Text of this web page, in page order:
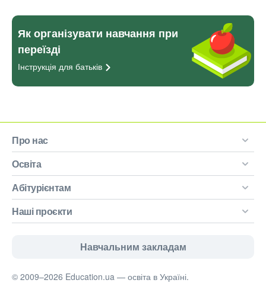
Як організувати навчання при
переїзді
Інструкція для батьків
Про нас
Освіта
Абітурієнтам
Наші проєкти
Навчальним закладам
© 2009–2026 Education.ua — освіта в Україні.